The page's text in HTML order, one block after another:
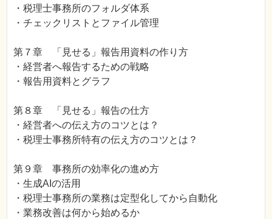
・税理士事務所のフォルダ体系
・チェックリストとファイル管理
第７章 「見せる」報告用資料の作り方
・経営者へ報告するための戦略
・報告用資料とグラフ
第８章 「見せる」報告の仕方
・経営者への伝え方のコツとは？
・税理士事務所特有の伝え方のコツとは？
第９章 事務所の効率化の進め方
・生成AIの活用
・税理士事務所の業務は定型化してから自動化
・業務改善は何から始めるか